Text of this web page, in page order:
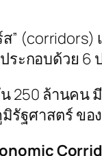
”
ระกอบด้วย
250 ล้านคน
ฐศาสตร์ ของ